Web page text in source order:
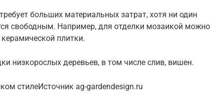
больших материальных затрат, хотя ни один
свободным. Например, для отделки мозаикой можно
плитки.
низкорослых деревьев, в том числе слив, вишен.
стилеИсточник ag-gardendesign.ru